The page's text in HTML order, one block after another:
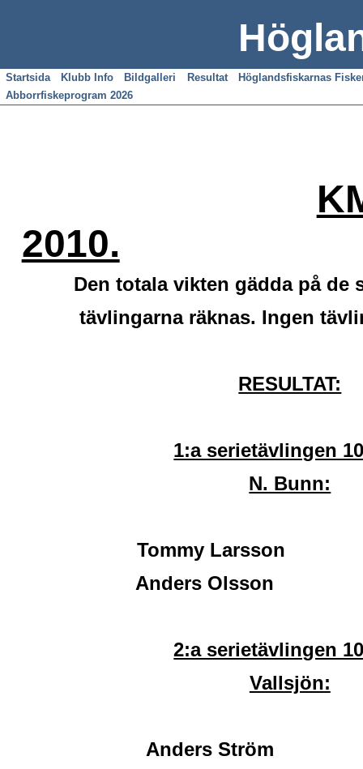
Startsida Klubb Info Bildgalleri Resultat
Höglandsfiskarnas
Abborrfiskeprogram 2026
2010.
Den totala vikten gädda på de
tävlingarna räknas. Ingen
RESULTAT:
1:a serietävlingen
N. Bunn:
Tommy Larsson
Anders Olsson
2:a serietävlingen
Vallsjön:
Anders Ström